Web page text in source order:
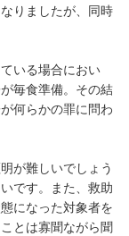
りましたが、同時
いる場合におい
毎食準備。その結
何らかの罪に問わ
が難しいでしょう
です。また、救助
になった対象者を
とは寡聞ながら聞